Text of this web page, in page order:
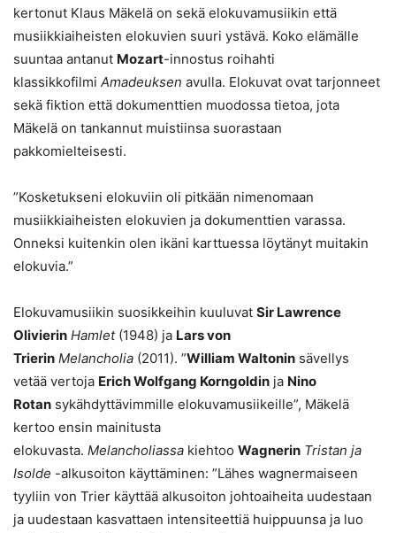
kertonut Klaus Mäkelä on sekä elokuvamusiikin että
musiikkiaiheisten elokuvien suuri ystävä. Koko elämälle
suuntaa antanut Mozart-innostus roihahti
klassikkofilmi Amadeuksen avulla. Elokuvat ovat tarjonneet
sekä fiktion että dokumenttien muodossa tietoa, jota
Mäkelä on tankannut muistiinsa suorastaan
pakkomielteisesti.
”Kosketukseni elokuviin oli pitkään nimenomaan
musiikkiaiheisten elokuvien ja dokumenttien varassa.
Onneksi kuitenkin olen ikäni karttuessa löytänyt muitakin
elokuvia.”
Elokuvamusiikin suosikkeihin kuuluvat Sir Lawrence
Olivierin Hamlet (1948) ja Lars von
Trierin Melancholia (2011). ”William Waltonin sävellys
vetää vertoja Erich Wolfgang Korngoldin ja Nino
Rotan sykähdyttävimmille elokuvamusiikeille”, Mäkelä
kertoo ensin mainitusta
elokuvasta. Melancholiassa kiehtoo Wagnerin Tristan ja
Isolde -alkusoiton käyttäminen: ”Lähes wagnermaiseen
tyyliin von Trier käyttää alkusoiton johtoaiheita uudestaan
ja uudestaan kasvattaen intensiteettiä huippuunsa ja luo